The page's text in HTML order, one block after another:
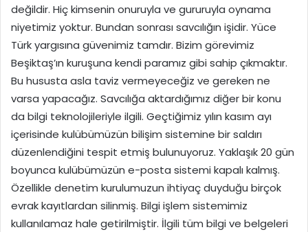
değildir. Hiç kimsenin onuruyla ve gururuyla oynama
niyetimiz yoktur. Bundan sonrası savcılığın işidir. Yüce
Türk yargısına güvenimiz tamdır. Bizim görevimiz
Beşiktaş’ın kuruşuna kendi paramız gibi sahip çıkmaktır.
Bu hususta asla taviz vermeyeceğiz ve gereken ne
varsa yapacağız. Savcılığa aktardığımız diğer bir konu
da bilgi teknolojileriyle ilgili. Geçtiğimiz yılın kasım ayı
içerisinde kulübümüzün bilişim sistemine bir saldırı
düzenlendiğini tespit etmiş bulunuyoruz. Yaklaşık 20 gün
boyunca kulübümüzün e-posta sistemi kapalı kalmış.
Özellikle denetim kurulumuzun ihtiyaç duyduğu birçok
evrak kayıtlardan silinmiş. Bilgi işlem sistemimiz
kullanılamaz hale getirilmiştir. İlgili tüm bilgi ve belgeleri